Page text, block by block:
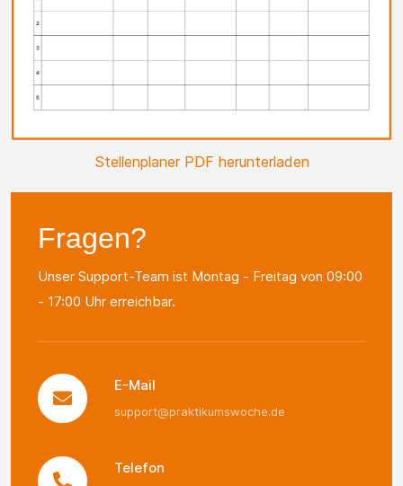
Stellenplaner PDF herunterladen
Fragen?
Unser Support-Team ist Montag - Freitag von 09:00
- 17:00 Uhr erreichbar.
E-Mail
support@praktikumswoche.de
Telefon